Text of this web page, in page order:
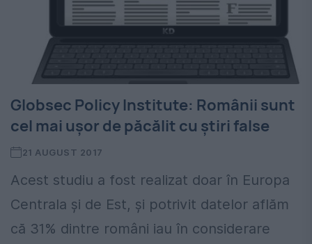
Globsec Policy Institute: Românii sunt
cel mai uşor de păcălit cu ştiri false
21 AUGUST 2017
Acest studiu a fost realizat doar în Europa
Centrala şi de Est, şi potrivit datelor aflăm
că 31% dintre români iau în considerare